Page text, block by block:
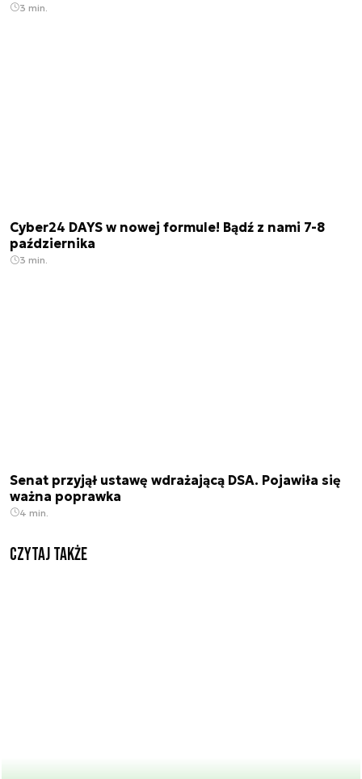
3 min.
Cyber24 DAYS w nowej formule! Bądź z nami 7-8
października
3 min.
Senat przyjął ustawę wdrażającą DSA. Pojawiła się
ważna poprawka
4 min.
Czytaj także